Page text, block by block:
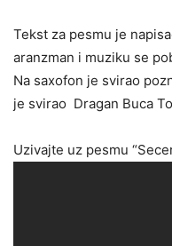
Tekst za pesmu je
aranzman i muziku se
Na saxofon je svirao
je svirao Dragan Buca
Uzivajte uz pesmu